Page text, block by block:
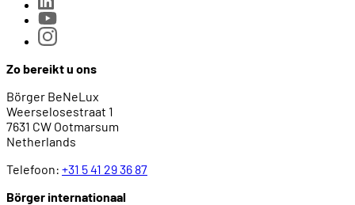
Zo bereikt u ons
Börger BeNeLux
Weerselosestraat 1
7631 CW Ootmarsum
Netherlands
Telefoon: +31 5 41 29 36 87
Börger internationaal